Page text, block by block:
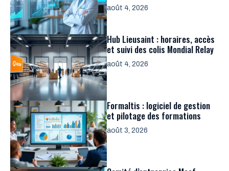
août 4, 2026
Hub Lieusaint : horaires, accès
et suivi des colis Mondial Relay
août 4, 2026
Formaltis : logiciel de gestion
et pilotage des formations
août 3, 2026